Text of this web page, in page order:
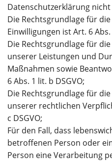
Datenschutzerklärung
Die Rechtsgrundlage für
Einwilligungen ist Art. 6
Die Rechtsgrundlage für
unserer Leistungen und
Maßnahmen sowie
6 Abs. 1 lit. b DSGVO;
Die Rechtsgrundlage für
unserer rechtlichen
c DSGVO;
Für den Fall, dass
betroffenen Person oder
Person eine Verarbeitung